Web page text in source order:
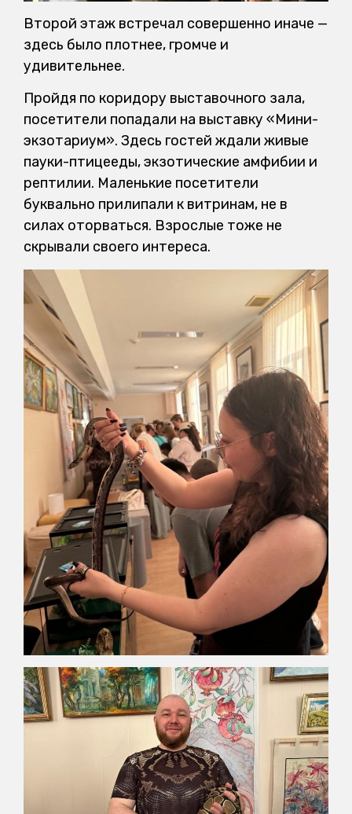
Второй этаж встречал совершенно иначе —
здесь было плотнее, громче и
удивительнее.
Пройдя по коридору выставочного зала,
посетители попадали на выставку «Мини-
экзотариум». Здесь гостей ждали живые
пауки-птицееды, экзотические амфибии и
рептилии. Маленькие посетители
буквально прилипали к витринам, не в
силах оторваться. Взрослые тоже не
скрывали своего интереса.